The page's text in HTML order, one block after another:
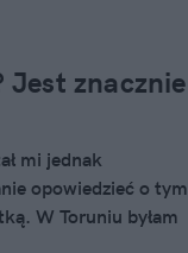
Jest znacznie
mi jednak
opowiedzieć o tym
W Toruniu byłam